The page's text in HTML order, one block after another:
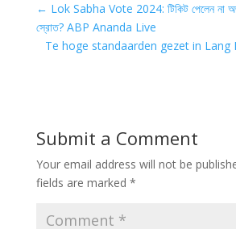
← Lok Sabha Vote 2024: টিকিট পেলেন না
স্রোত? ABP Ananda Live
Te hoge standaarden gezet in Lang
Submit a Comment
Your email address will not be
fields are marked *